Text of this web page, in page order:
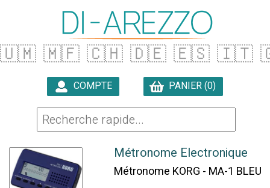
🇺🇲 🇲🇫 🇨🇭 🇩🇪 🇪🇸 🇮🇹
COMPTE PANIER (0)
Métronome Electronique
Métronome KORG - MA-1 BLEU